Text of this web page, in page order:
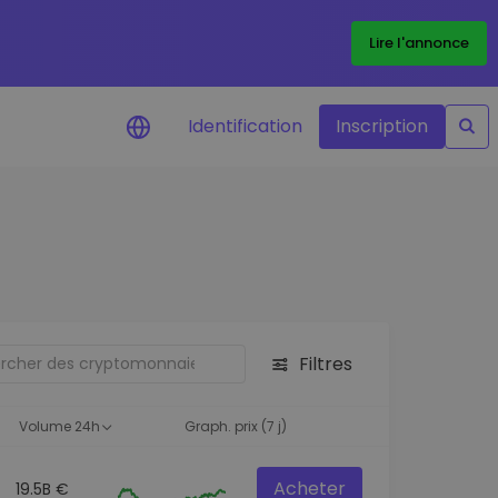
Lire l'annonce
d'investissement
Des informations pertinentes pour
Identification Inscription
Filtres
Volume 24h Graph. prix (7 j)
19.5B € Acheter